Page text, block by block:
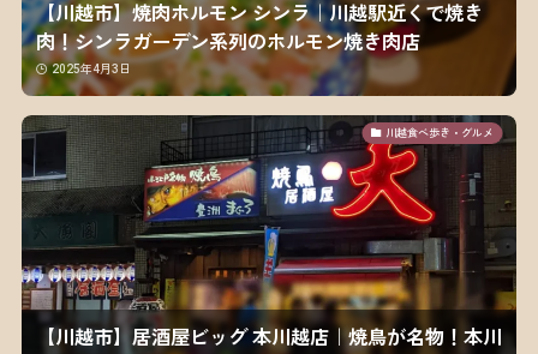
【川越市】焼肉ホルモン シンラ｜川越駅近くで焼き
肉！シンラガーデン系列のホルモン焼き肉店
2025年4月3日
川越食べ歩き・グルメ
【川越市】居酒屋ビッグ 本川越店｜焼鳥が名物！本川